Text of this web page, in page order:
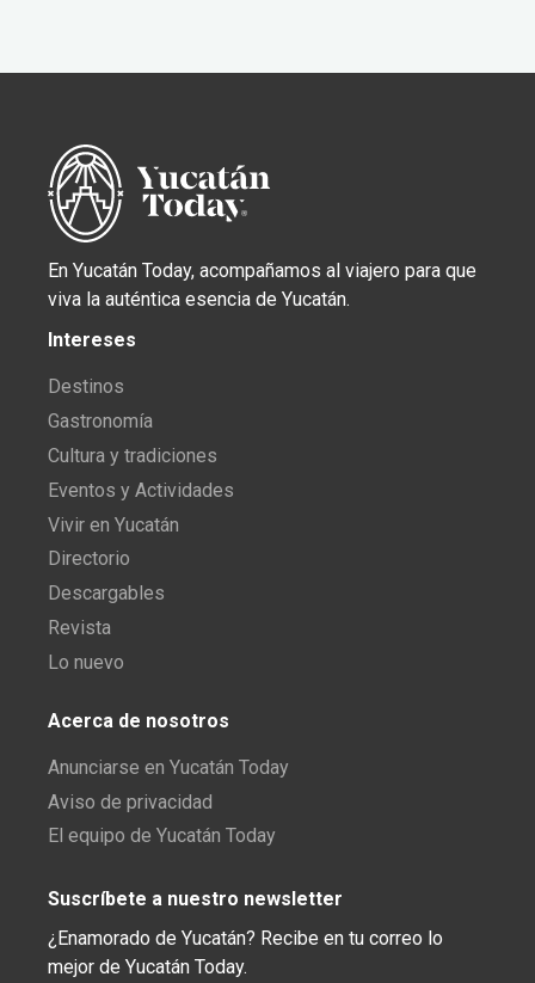
En Yucatán Today, acompañamos al viajero para que
viva la auténtica esencia de Yucatán.
Intereses
Destinos
Gastronomía
Cultura y tradiciones
Eventos y Actividades
Vivir en Yucatán
Directorio
Descargables
Revista
Lo nuevo
Acerca de nosotros
Anunciarse en Yucatán Today
Aviso de privacidad
El equipo de Yucatán Today
Suscríbete a nuestro newsletter
¿Enamorado de Yucatán? Recibe en tu correo lo
mejor de Yucatán Today.